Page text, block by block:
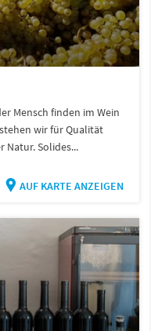
Mensch finden im Wein
wir für Qualität
Natur. Solides...
AUF KARTE ANZEIGEN